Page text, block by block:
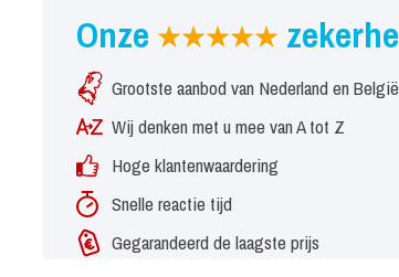
Onze
Grootste aanbod van Nederland en België
Wij denken met u mee van A tot Z
Hoge klantenwaardering
Snelle reactie tijd
Gegarandeerd de laagste prijs